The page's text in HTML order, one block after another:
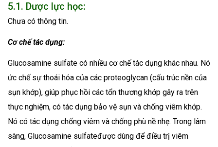
5.1. Dược lực học:
Chưa có thông tin.
Cơ chế tác dụng:
Glucosamine sulfate có nhiều cơ chế tác dụng khác nhau. Nó
ức chế sự thoái hóa của các proteoglycan (cấu trúc nền của
sụn khớp), giúp phục hồi các tổn thương khớp gây ra trên
thực nghiệm, có tác dụng bảo vệ sụn và chống viêm khớp.
Nó có tác dụng chống viêm và chống phù nề nhẹ. Trong lâm
sàng, Glucosamine sulfateđược dùng để điều trị viêm